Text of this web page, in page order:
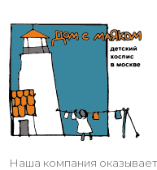
Наша компания